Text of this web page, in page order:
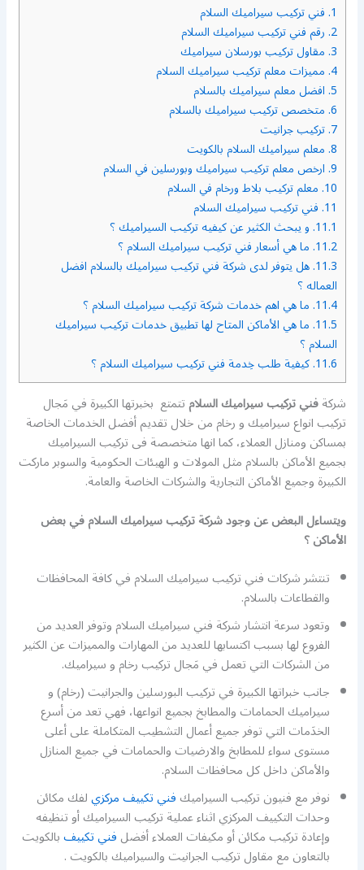
1. فني تركيب سيراميك السلام
2. رقم فني تركيب سيراميك السلام
3. مقاول تركيب بورسلان سيراميك
4. مميزات معلم تركيب سيراميك السلام
5. افضل معلم سيراميك بالسلام
6. متخصص تركيب سيراميك بالسلام
7. تركيب جرانيت
8. معلم سيراميك السلام بالكويت
9. ارخص معلم تركيب سيراميك وبورسلين في السلام
10. معلم تركيب بلاط ورخام في السلام
11. فني تركيب سيراميك السلام
11.1. و يبحث الكثير عن كيفيه تركيب السيراميك ؟
11.2. ما هي أسعار فني تركيب سيراميك السلام ؟
11.3. هل يتوفر لدى شركة فني تركيب سيراميك بالسلام افضل
العماله ؟
11.4. ما هي اهم خدمات شركة تركيب سيراميك السلام ؟
11.5. ما هي الأماكن المتاح لها تطبيق خدمات تركيب سيراميك
السلام ؟
11.6. كيفية طلب خِدمة فني تركيب سيراميك السلام ؟
شركةفني تركيب سيراميك السلامتتمتع بخبرتها الكبيرة في مَجال
تركيب انواع سيراميك و رخام من خلال تقديم أفضل الخدمات الخاصة
بمساكن ومنازل العملاء، كما انها متخصصة فى تركيب السيراميك
بجميع الأماكن بالسلام مثل المولات و الهيئات الحكومية والسوبر ماركت
الكبيرة وجميع الأماكن التجارية والشركات الخاصة والعامة.
ويتساءل البعض عن وجود شركة تركيب سيراميك السلام في بعض
الأماكن ؟
تنتشر شركات فني تركيب سيراميك السلام في كافة المحافظات
والقطاعات بالسلام.
وتعود سرعة انتشار شركة فني سيراميك السلام وتوفر العديد من
الفروع لها بسبب اكتسابها للعديد من المهارات والمميزات عن الكثير
من الشركات التي تعمل في مَجال تركيب رخام و سيراميك.
جانب خبراتها الكبيرة في تركيب البورسلين والجرانيت (رخام) و
سيراميك الحمامات والمطابخ بجميع انواعها، فهي تعد من أسرع
الخدَمات التي توفر جميع أعمال التشطيب المتكاملة على أعلى
مستوى سواء للمطابخ والارضيات والحمامات في جميع المنازل
والأماكن داخل كل محافظات السلام.
نوفر مع فنيون تركيب السيراميكفني تكييف مركزيلفك مكائن
وحدات التكييف المركزي اثناء عملية تركيب السيراميك أو تنظيفه
وإعادة تركيب مكائن أو مكيفات العملاء أفضلفني تكييفبالكويت
بالتعاون مع مقاول تركيب الجرانيت والسيراميك بالكويت .